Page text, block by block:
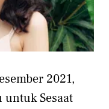
2021,
Sesaat